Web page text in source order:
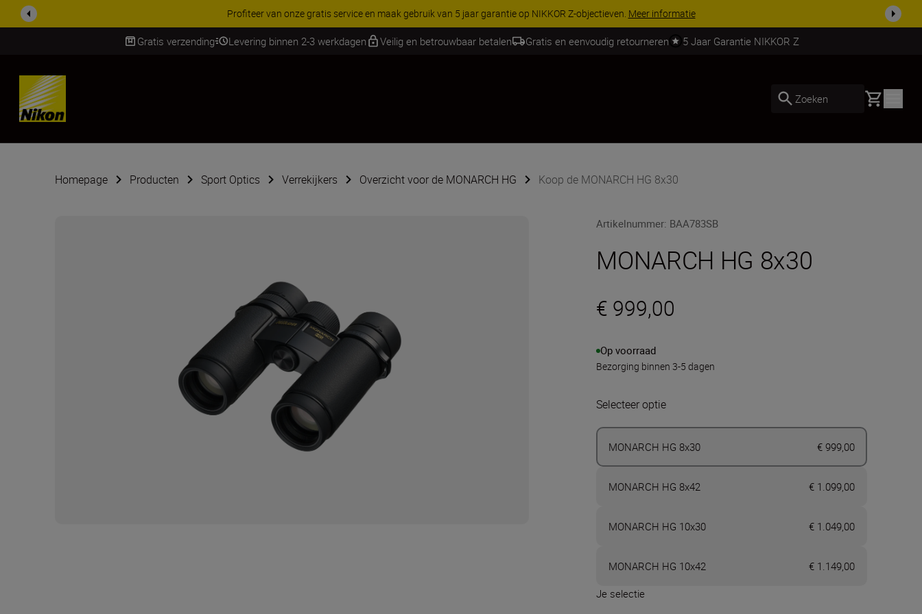
KORTING OP ACCESSOIRES | Bespaar 15% op geselecteerde accessoires, maak je kit vandaag nog compleetKoop nu
Gratis verzending Levering binnen 2-3 werkdagen Veilig en betrouwbaar betalen Gratis en eenvoudig retourneren 5 Jaar Garantie NIKKOR Z
SKIP
Zoeken Basket
Homepage Producten Sport Optics Verrekijkers Overzicht voor de MONARCH HG Koop de MONARCH HG 8x30
Artikelnummer: BAA783SB
MONARCH HG 8x30
€ 999,00
Op voorraad
Bezorging binnen 3-5 dagen
Selecteer optie
MONARCH HG 8x30 € 999,00
MONARCH HG 8x42 € 1.099,00
MONARCH HG 10x30 € 1.049,00
MONARCH HG 10x42 € 1.149,00
Je selectie